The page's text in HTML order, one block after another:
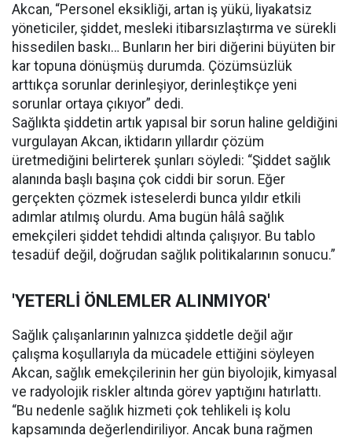
Akcan, “Personel eksikliği, artan iş yükü, liyakatsiz
yöneticiler, şiddet, mesleki itibarsızlaştırma ve sürekli
hissedilen baskı… Bunların her biri diğerini büyüten bir
kar topuna dönüşmüş durumda. Çözümsüzlük
arttıkça sorunlar derinleşiyor, derinleştikçe yeni
sorunlar ortaya çıkıyor” dedi.
Sağlıkta şiddetin artık yapısal bir sorun haline geldiğini
vurgulayan Akcan, iktidarın yıllardır çözüm
üretmediğini belirterek şunları söyledi: “Şiddet sağlık
alanında başlı başına çok ciddi bir sorun. Eğer
gerçekten çözmek isteselerdi bunca yıldır etkili
adımlar atılmış olurdu. Ama bugün hâlâ sağlık
emekçileri şiddet tehdidi altında çalışıyor. Bu tablo
tesadüf değil, doğrudan sağlık politikalarının sonucu.”
'YETERLİ ÖNLEMLER ALINMIYOR'
Sağlık çalışanlarının yalnızca şiddetle değil ağır
çalışma koşullarıyla da mücadele ettiğini söyleyen
Akcan, sağlık emekçilerinin her gün biyolojik, kimyasal
ve radyolojik riskler altında görev yaptığını hatırlattı.
“Bu nedenle sağlık hizmeti çok tehlikeli iş kolu
kapsamında değerlendiriliyor. Ancak buna rağmen